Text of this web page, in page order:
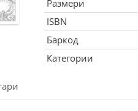
Размери
ISBN
Баркод
Категории